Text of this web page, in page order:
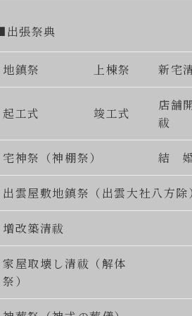
出張祭典
地鎮祭 上棟祭 新宅
起工式 竣工式
店舗
祓
宅神祭（神棚祭） 結
出雲屋敷地鎮祭（出雲大社八方除
増改築清祓
家屋取壊し清祓（解体
祭）